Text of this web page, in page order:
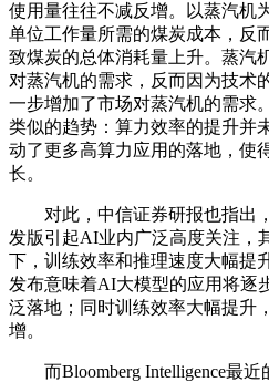
使用量往往不减反增。以蒸汽机
单位工作量所需的煤炭成本，反
致煤炭的总体消耗量上升。蒸汽
对蒸汽机的需求，反而因为技术
一步增加了市场对蒸汽机的需求
类似的趋势：算力效率的提升并
动了更多高算力应用的落地，使
长。
对此，中信证券研报也指出，
发版引起AI业内广泛高度关注，
下，训练效率和推理速度大幅提
发布意味着AI大模型的应用将逐
泛落地；同时训练效率大幅提升
增。
而Bloomberg Intelligence最近